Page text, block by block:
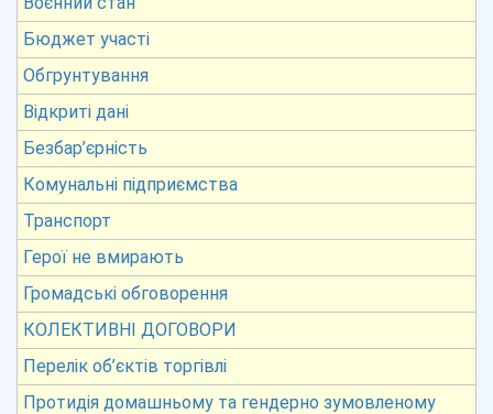
Бюджет участі
Обгрунтування
Відкриті дані
Безбар’єрність
Комунальні підприємства
Транспорт
Герої не вмирають
Громадські обговорення
КОЛЕКТИВНІ ДОГОВОРИ
Перелік об’єктів торгівлі
Протидія домашньому та гендерно зумовленому